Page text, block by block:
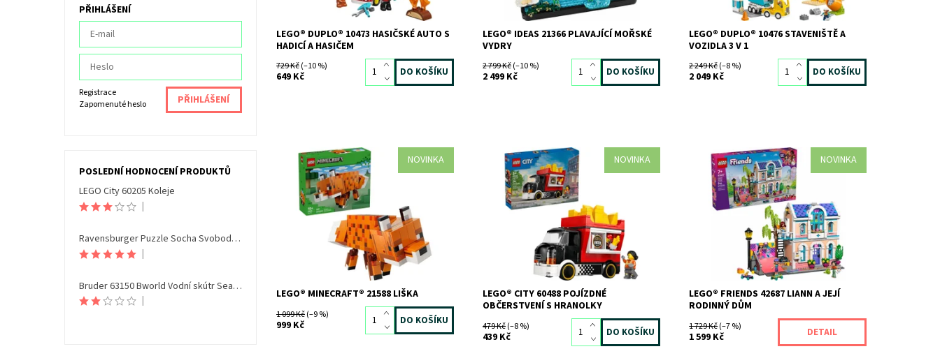
LEGO® DUPLO® 10473 HASIČSKÉ AUTO S
HADICÍ A HASIČEM
729 Kč(–10 %)
649 Kč
LEGO® IDEAS 21366 PLAVAJÍCÍ MOŘSKÉ
VYDRY
2 799 Kč(–10 %)
2 499 Kč
LEGO® DUPLO® 10476 STAVENIŠTĚ A
VOZIDLA 3 V 1
2 249 Kč(–8 %)
2 049 Kč
NOVINKA
Vdechněte život Minecraftu s touto
autentickou replikou Lišky (21588),
stavebnicí LEGO® Minecraft® pro kluky a
holky od 10 let. S touto stavebnicí...
Skladem>3 ks
12824
LEGO
LEGO® MINECRAFT® 21588 LIŠKA
1 099 Kč(–9 %)
999 Kč
NOVINKA
Prodávejte hranolky v pojízdném
občerstvení.
Dostupnost:
Skladem3 ks
12879
LEGO
LEGO® CITY 60488 POJÍZDNÉ
OBČERSTVENÍ S HRANOLKY
479 Kč(–8 %)
439 Kč
NOVINKA
Vítejte v Liannině rodinném domě (42687),
kde si děti od 7 let můžou vymýšlet
vlastní příběhy. Holky a kluci prozkoumají
krásný domeček LEGO®...
Nedostupné - termín
dodání není znám
12794
LEGO
LEGO® FRIENDS 42687 LIANN A JEJÍ
RODINNÝ DŮM
1 729 Kč(–7 %)
1 599 Kč DETAIL
PŘIHLÁŠENÍ
Registrace
Zapomenuté heslo
POSLEDNÍ HODNOCENÍ PRODUKTŮ
LEGO City 60205 Koleje
|
Ravensburger Puzzle Socha Svobody Noční edice 108 dílků
|
Bruder 63150 Bworld Vodní skútr Seamaxx s figurkou
|